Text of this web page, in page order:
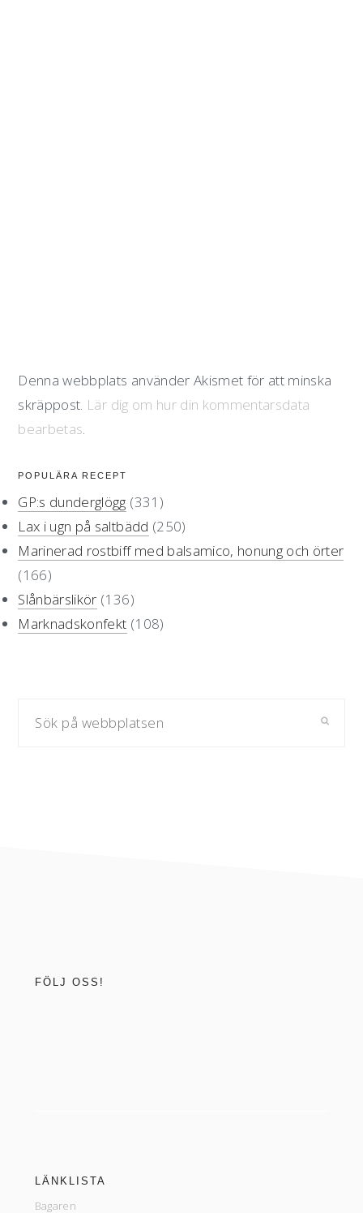
Denna webbplats använder Akismet för att minska
skräppost. Lär dig om hur din kommentarsdata
bearbetas.
primärt
sidofält
POPULÄRA RECEPT
GP:s dunderglögg (331)
Lax i ugn på saltbädd (250)
Marinerad rostbiff med balsamico, honung och örter
(166)
Slånbärslikör (136)
Marknadskonfekt (108)
FÖLJ OSS!
LÄNKLISTA
Bagaren